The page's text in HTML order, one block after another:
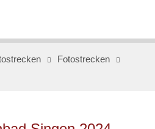
Fotostrecken